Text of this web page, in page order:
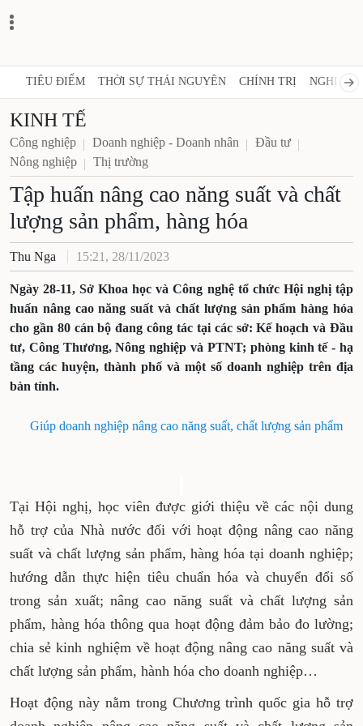
TIÊU ĐIỂM THỜI SỰ THÁI NGUYÊN CHÍNH TRỊ NGHỊ
KINH TẾ
Công nghiệp Doanh nghiệp - Doanh nhân
Đầu tư
Nông nghiệp
Thị trường
Tập huấn nâng cao năng suất và chất
lượng sản phẩm, hàng hóa
Thu Nga 15:21, 28/11/2023
Ngày 28-11, Sở Khoa học và Công nghệ tổ chức Hội nghị tập
huấn nâng cao năng suất và chất lượng sản phẩm hàng hóa
cho gần 80 cán bộ đang công tác tại các sở: Kế hoạch và Đầu
tư, Công Thương, Nông nghiệp và PTNT; phòng kinh tế - hạ
tầng các huyện, thành phố và một số doanh nghiệp trên địa
bàn tỉnh.
Giúp doanh nghiệp nâng cao năng suất, chất lượng sản phẩm
Tại Hội nghị, học viên được giới thiệu về các nội dung
hỗ trợ của Nhà nước đối với hoạt động nâng cao năng
suất và chất lượng sản phẩm, hàng hóa tại doanh nghiệp;
hướng dẫn thực hiện tiêu chuẩn hóa và chuyển đổi số
trong sản xuất; nâng cao năng suất và chất lượng sản
phẩm, hàng hóa thông qua hoạt động đảm bảo đo lường;
chia sẻ kinh nghiệm về hoạt động nâng cao năng suất và
chất lượng sản phẩm, hành hóa cho doanh nghiệp…
Hoạt động này nằm trong Chương trình quốc gia hỗ trợ